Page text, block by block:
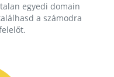
egyedi domain
a számodra